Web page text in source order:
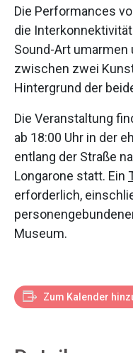
Die Performances
die
Sound-Art umarmen
zwischen zwei
Hintergrund der
Die Veranstaltung
ab 18:00 Uhr in der
entlang der Straße
Longarone statt. Ein
erforderlich,
Museum.
Zum Kalender